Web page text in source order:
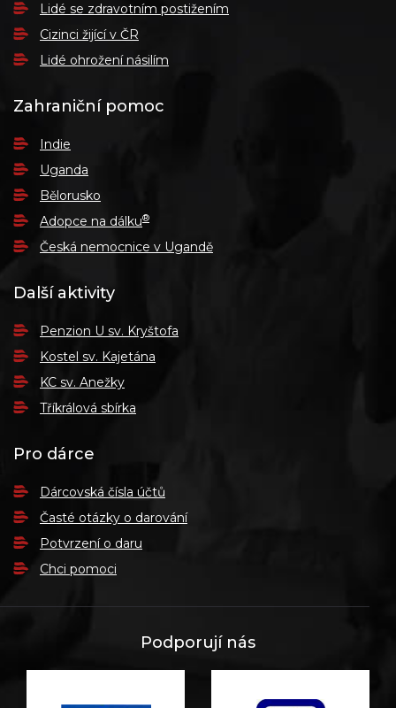
Lidé se zdravotním postižením
Cizinci žijící v ČR
Lidé ohrožení násilím
Zahraniční pomoc
Indie
Uganda
Bělorusko
Adopce na dálku®
Česká nemocnice v Ugandě
Další aktivity
Penzion U sv. Kryštofa
Kostel sv. Kajetána
KC sv. Anežky
Tříkrálová sbírka
Pro dárce
Dárcovská čísla účtů
Časté otázky o darování
Potvrzení o daru
Chci pomoci
Podporují nás